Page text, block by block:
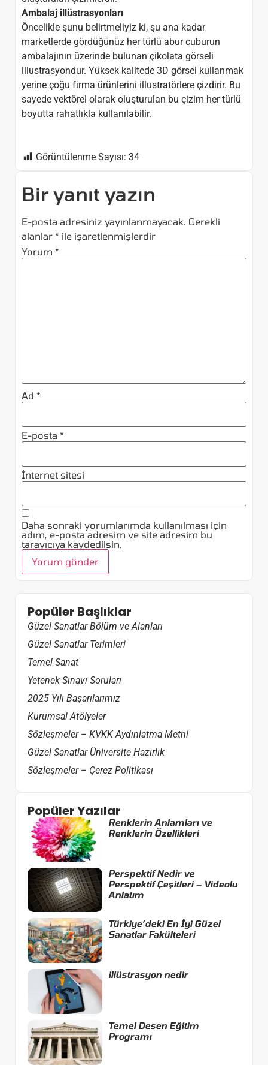
Ambalaj illüstrasyonları
Öncelikle şunu belirtmeliyiz ki, şu ana kadar
marketlerde gördüğünüz her türlü abur cuburun
ambalajının üzerinde bulunan çikolata görseli
illustrasyondur. Yüksek kalitede 3D görsel kullanmak
yerine çoğu firma ürünlerini illustratörlere çizdirir. Bu
sayede vektörel olarak oluşturulan bu çizim her türlü
boyutta rahatlıkla kullanılabilir.
Görüntülenme Sayısı: 34
Bir yanıt yazın
E-posta adresiniz yayınlanmayacak. Gerekli
alanlar * ile işaretlenmişlerdir
Yorum *
Ad *
E-posta *
İnternet sitesi
Daha sonraki yorumlarımda kullanılması için
adım, e-posta adresim ve site adresim bu
tarayıcıya kaydedilsin.
Popüler Başlıklar
Güzel Sanatlar Bölüm ve Alanları
Güzel Sanatlar Terimleri
Temel Sanat
Yetenek Sınavı Soruları
2025 Yılı Başarılarımız
Kurumsal Atölyeler
Sözleşmeler – KVKK Aydınlatma Metni
Güzel Sanatlar Üniversite Hazırlık
Sözleşmeler – Çerez Politikası
Popüler Yazılar
Renklerin Anlamları ve
Renklerin Özellikleri
Perspektif Nedir ve
Perspektif Çeşitleri – Videolu
Anlatım
Türkiye’deki En İyi Güzel
Sanatlar Fakülteleri
illüstrasyon nedir
Temel Desen Eğitim
Programı